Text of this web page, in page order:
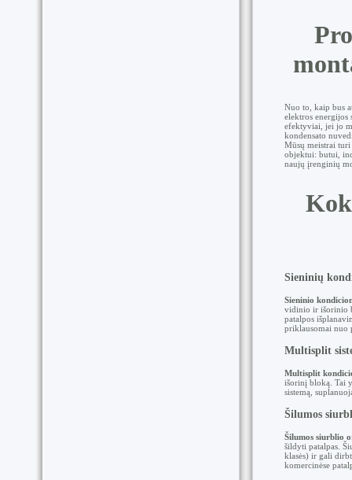
Nuo to, kaip bus
elektros energijos
efektyviai, jei jo
kondensato
Mūsų meistrai
objektui: butui,
naujų įrenginių
Sieninių
Sieninio
vidinio ir išorinio
patalpos
priklausomai nuo
Multisplit
Multisplit
išorinį bloką. Tai
sistemą,
Šilumos
Šilumos siurblio
šildyti patalpas.
klasės) ir gali
komercinėse